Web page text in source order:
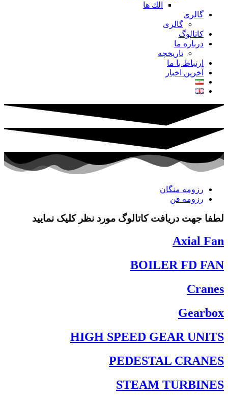
الك ها
گالری
گالری
کاتالوگ
درباره ما
تاريخچه
ارتباط با ما
آخرین اخبار
رزومه منگان
رزومه فن
لطفا جهت دریافت کاتالوگ مورد نظر کلیک نمایید
Axial Fan
BOILER FD FAN
Cranes
Gearbox
HIGH SPEED GEAR UNITS
PEDESTAL CRANES
STEAM TURBINES